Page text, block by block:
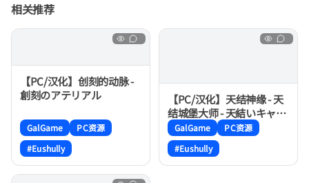
相关推荐
【PC/汉化】创刻的动脉 -
創刻のアテリアル
GalGame
PC资源
#Eushully
【PC/汉化】天结神缘 - 天
结城堡大师 - 天結いキャッ
スルマイスター
GalGame
PC资源
#Eushully